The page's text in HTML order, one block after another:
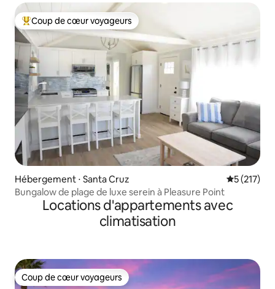
Coups de cœur voyageurs les plus appréciés
Coup de cœur voyageurs
Hébergement ⋅ Santa Cruz Évaluation
5 (217)
Bungalow de plage de luxe serein à Pleasure Point
Locations d'appartements avec
climatisation
Coup de cœur voyageurs
Coup de cœur voyageurs